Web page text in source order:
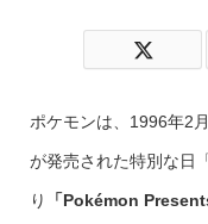
ポケモンは、1996年2
が発売された特別な日
り 「Pokémon